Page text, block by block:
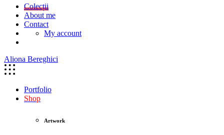
Colecții
About me
Contact
My account
Aliona Bereghici
Portfolio
Shop
Artwork